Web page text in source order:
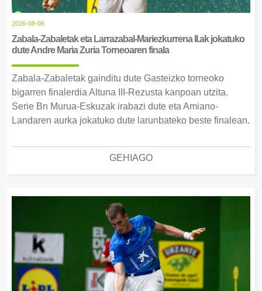
2026-08-06
Zabala-Zabaletak eta Larrazabal-Mariezkurrena II.ak jokatuko
dute Andre Maria Zuria Torneoaren finala
Zabala-Zabaletak gainditu dute Gasteizko torneoko
bigarren finalerdia Altuna III-Rezusta kanpoan utzita.
Serie Bn Murua-Eskuzak irabazi dute eta Amiano-
Landaren aurka jokatuko dute larunbateko beste finalean.
GEHIAGO